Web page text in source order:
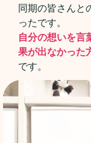
同期の皆さんと
ったです。
自分の想いを言
果が出なかった
です。